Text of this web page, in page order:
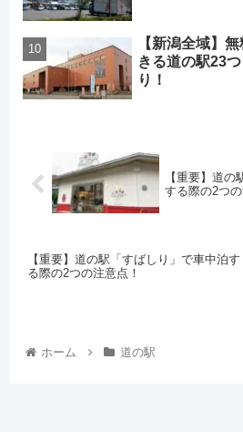
【新潟全域】
きる道の駅23
り！
【重要】道
する際の2つの
【重要】道の駅「すばしり」で車中泊す
る際の2つの注意点！
ホーム 道の駅